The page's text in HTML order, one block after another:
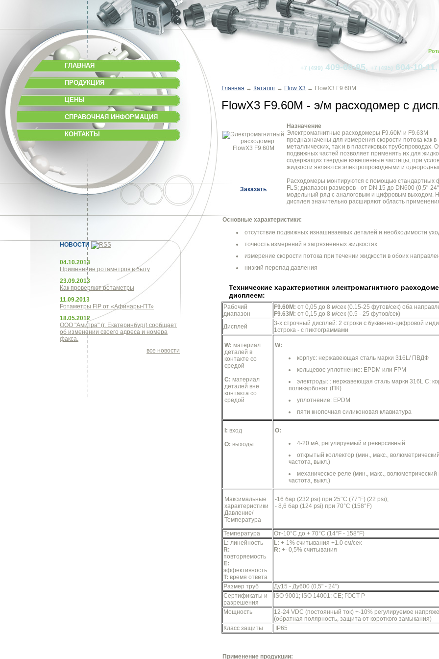
ГЛАВНАЯ
ПРОДУКЦИЯ
ЦЕНЫ
СПРАВОЧНАЯ ИНФОРМАЦИЯ
КОНТАКТЫ
НОВОСТИ
04.10.2013
Применение ротаметров в быту
23.09.2013
Как проверяют ротаметры
11.09.2013
Ротаметры FIP от «Афинары-ПТ»
18.05.2012
ООО "Амитра" (г. Екатеринбург) сообщает
об изменении своего адреса и номера
факса.
все новости
+7 (499) 409-66-85, +7 (495) 604-10-11,
Главная → Каталог → Flow X3 → FlowX3 F9.60M
FlowX3 F9.60M - э/м расходомер c
Назначение
Электромагнитные расходомеры F9.60M и F9.63M
предназначены для измерения скорости потока как в
металлических, так и в пластиковых трубопроводах.
подвижных частей позволяет применять их для
содержащих твердые взвешенные частицы, при
жидкости являются электропроводными и
Расходомеры монтируются с помощью стандартных
FLS; диапазон размеров - от DN 15 до DN600 (0,5"-
модельный ряд с аналоговым и цифровым выходом.
дисплея значительно расширяют область
Заказать
Основные характеристики:
отсутствие подвижных изнашиваемых деталей и необходимости
точность измерений в загрязненных жидкостях
измерение скорости потока при течении жидкости в обоих
низкий перепад давления
Технические характеристики электромагнитного
дисплеем:
Рабочий
диапазон
F9.60M: от 0,05 до 8 м/сек (0.15-25 футов/сек) оба
F9.63M: от 0,15 до 8 м/сек (0.5 - 25 футов/сек)
Дисплей
3-х строчный дисплей: 2 строки с буквенно-цифровой
1строка - с пиктограммами
W: материал
деталей в
контакте со
средой
С: материал
деталей вне
контакта со
средой
W:
корпус: нержавеющая сталь марки 316L/ ПВДФ
кольцевое уплотнение: EPDM или FPM
электроды: : нержавеющая сталь марки 316L С:
поликарбонат (ПК)
уплотнение: EPDM
пяти кнопочная силиконовая клавиатура
I: вход
O: выходы
O:
4-20 мА, регулируемый и реверсивный
открытый коллектор (мин., макс.,
частота, выкл.)
механическое реле (мин., макс., волюметрический
частота, выкл.)
Максимальные
характеристики
Давление/
Температура
-16 бар (232 psi) при 25°C (77°F) (22 psi);
- 8,6 бар (124 psi) при 70°C (158°F)
Температура
От-10°С до + 70°С (14°F - 158°F)
L: линейность
R:
повторяемость
E:
эффективность
T: время ответа
L: +-1% считывания +1.0 см/сек
R: +- 0,5% считывания
Размер труб
Ду15 - Ду600 (0,5" - 24")
Сертификаты и
разрешения
ISO 9001; ISO 14001; CE; ГОСТ Р
Мощность
12-24 VDC (постоянный ток) +-10% регулируемое
(обратная полярность, защита от короткого замыкания)
Класс защиты
IP65
Применение продукции: